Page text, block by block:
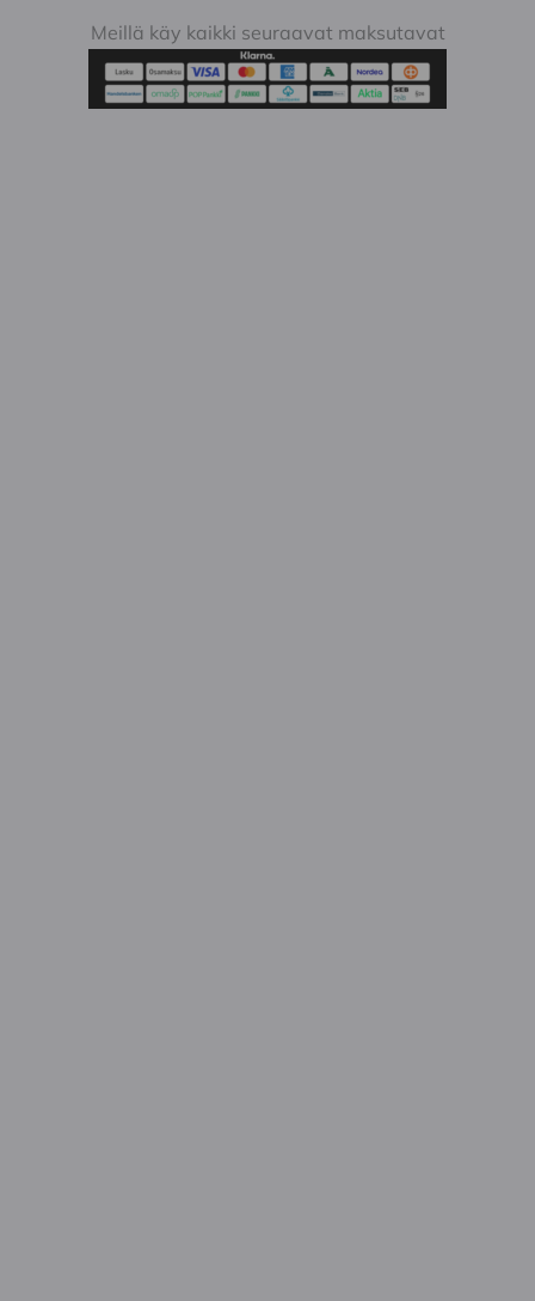
Meillä käy kaikki seuraavat maksutavat